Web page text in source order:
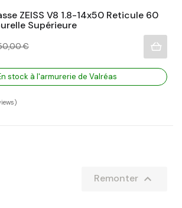
ZEISS V8 1.8-14x50 Reticule 60
Supérieure
€
stock à l'armurerie de Valréas
Remonter 